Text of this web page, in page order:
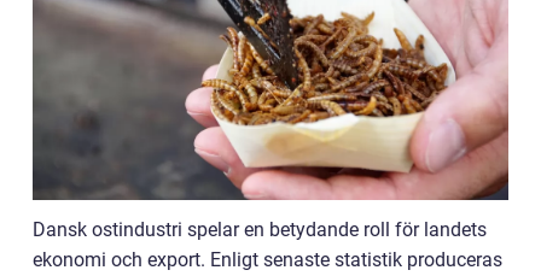
Dansk ostindustri spelar en betydande roll för landets
ekonomi och export. Enligt senaste statistik produceras